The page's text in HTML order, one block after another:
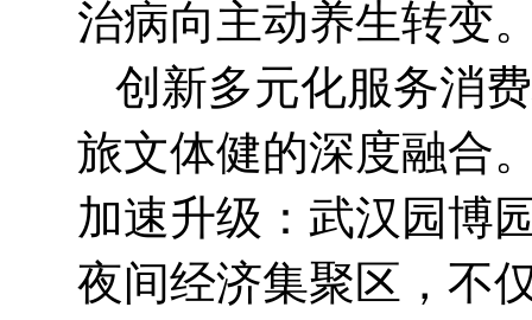
治病向主动养生转变
创新多元化服务消
旅文体健的深度融合
加速升级：武汉园博
夜间经济集聚区，不